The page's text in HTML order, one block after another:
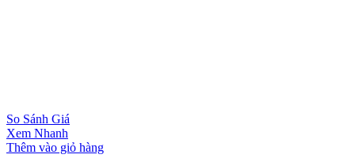
So Sánh Giá
Xem Nhanh
Thêm vào giỏ hàng